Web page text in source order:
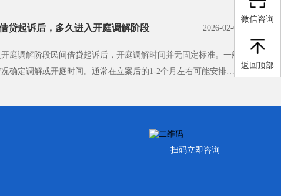
2026-02-07
贷起诉后，多久进入开庭调解阶段
庭调解阶段民间借贷起诉后，开庭调解时间并无固定标准。一般
确定调解或开庭时间。通常在立案后的1-2个月左右可能安排调
扫码立即咨询
微信咨询
返回顶部